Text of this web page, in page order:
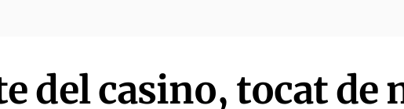
del casino, tocat de